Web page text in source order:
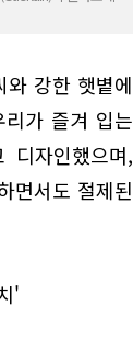
강한 햇볕에
가 즐겨 입는
자인했으며,
면서도 절제된
'